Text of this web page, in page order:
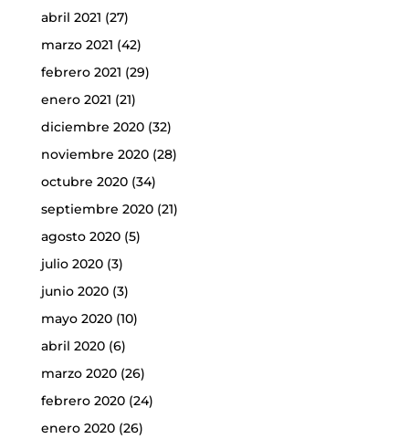
abril 2021 (27)
marzo 2021 (42)
febrero 2021 (29)
enero 2021 (21)
diciembre 2020(32)
noviembre 2020(28)
octubre 2020(34)
septiembre 2020(21)
agosto 2020(5)
julio 2020(3)
junio 2020(3)
mayo 2020(10)
abril 2020(6)
marzo 2020(26)
febrero 2020(24)
enero 2020(26)